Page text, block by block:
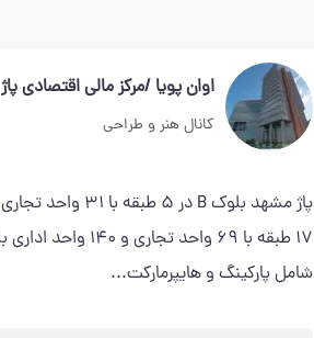
اوان پویا /مرکز مالی اقتصادی پاژ
کانال هنر و طراحی
شامل پارکینگ و هایپرمارکت...